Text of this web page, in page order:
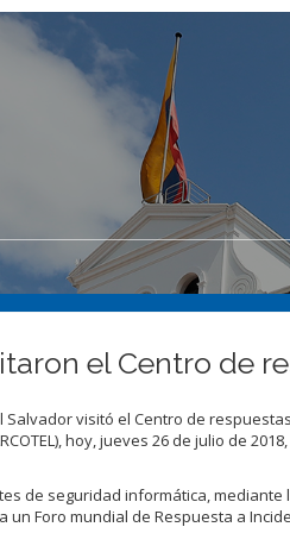
el Centro de
visitó el Centro de
hoy, jueves 26 de julio de
de seguridad informática,
un Foro mundial de Respuesta a